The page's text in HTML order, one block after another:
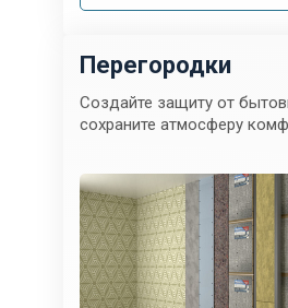
Перегородки
Создайте защиту от
сохраните атмосферу